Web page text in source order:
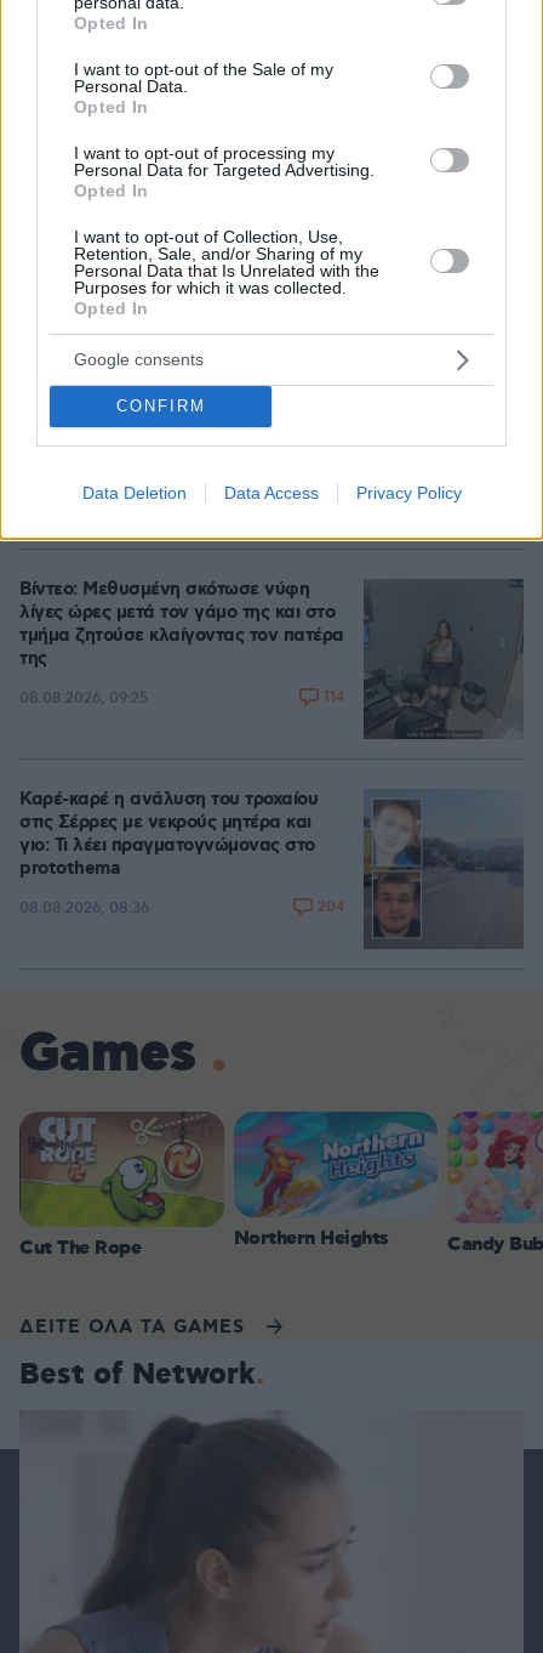
grant or deny consent to Google and its third-party tags to
use your data for below specified purposes in below Google
consent section.
Opted In
I want to opt-out of the Sale of my
Personal Data.
Opted In
I want to opt-out of processing my
Personal Data for Targeted Advertising.
Opted In
I want to opt-out of Collection, Use,
Retention, Sale, and/or Sharing of my
Personal Data that Is Unrelated with the
Purposes for which it was collected.
Opted In
Google consents
CONFIRM
Data Deletion Data Access Privacy Policy
πυρκαγιά στη Γιούτα
Προήχθη σε Αστυνόμο Α' η
Κωνσταντία Δημογλίδου
08.08.2026, 14:57 25
Θρήνος για τον Μέσι: Πέθανε στα 68
του χρόνια ο πατέρας του, Χόρχε -
Υπήρξε ο μέντορας και ατζέντης του
μέχρι την τελευταία στιγμή
08.08.2026, 16:05 7
Βίντεο: Μεθυσμένη σκότωσε νύφη
λίγες ώρες μετά τον γάμο της και στο
τμήμα ζητούσε κλαίγοντας τον πατέρα
της
08.08.2026, 09:25 114
Καρέ-καρέ η ανάλυση του τροχαίου
στις Σέρρες με νεκρούς μητέρα και
γιο: Τι λέει πραγματογνώμονας στο
protothema
08.08.2026, 08:36 204
Games
Cut The Rope Northern Heights Candy
ΔΕΙΤΕ ΟΛΑ ΤΑ GAMES
Best of Network